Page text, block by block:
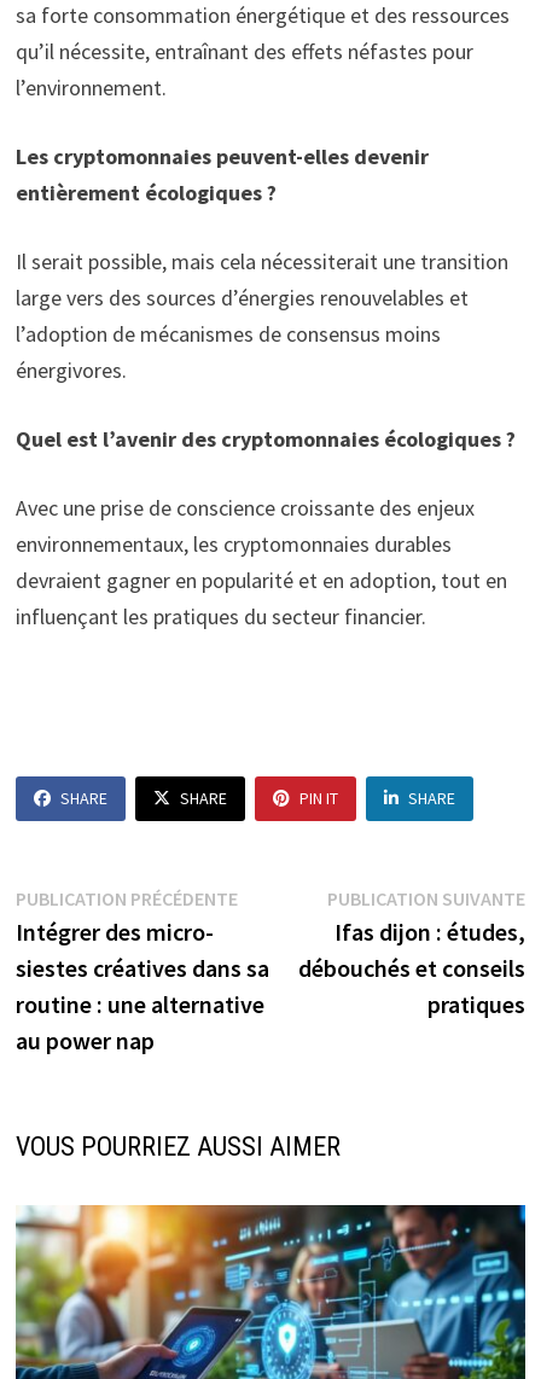
sa forte consommation énergétique et des ressources
qu’il nécessite, entraînant des effets néfastes pour
l’environnement.
Les cryptomonnaies peuvent-elles devenir
entièrement écologiques ?
Il serait possible, mais cela nécessiterait une transition
large vers des sources d’énergies renouvelables et
l’adoption de mécanismes de consensus moins
énergivores.
Quel est l’avenir des cryptomonnaies écologiques ?
Avec une prise de conscience croissante des enjeux
environnementaux, les cryptomonnaies durables
devraient gagner en popularité et en adoption, tout en
influençant les pratiques du secteur financier.
SHARE SHARE PIN IT SHARE
Navigation
de
l’article
PUBLICATION PRÉCÉDENTEPublication
précédente :
Intégrer des micro-
siestes créatives dans sa
routine : une alternative
au power nap
PUBLICATION SUIVANTE
Ifas dijon : études,
débouchés et conseils
pratiques
VOUS POURRIEZ AUSSI AIMER